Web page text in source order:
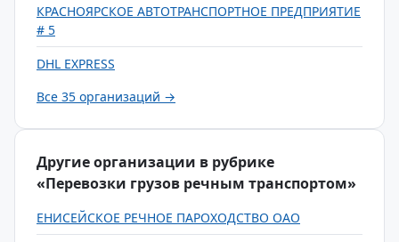
КРАСНОЯРСКОЕ АВТОТРАНСПОРТНОЕ ПРЕДПРИЯТИЕ
# 5
DHL EXPRESS
Все 35 организаций →
Другие организации в рубрике
«Перевозки грузов речным транспортом»
ЕНИСЕЙСКОЕ РЕЧНОЕ ПАРОХОДСТВО ОАО